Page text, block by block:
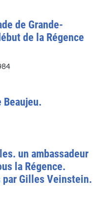
de Grande-
de la Régence
Beaujeu.
un ambassadeur
la Régence.
Gilles Veinstein.